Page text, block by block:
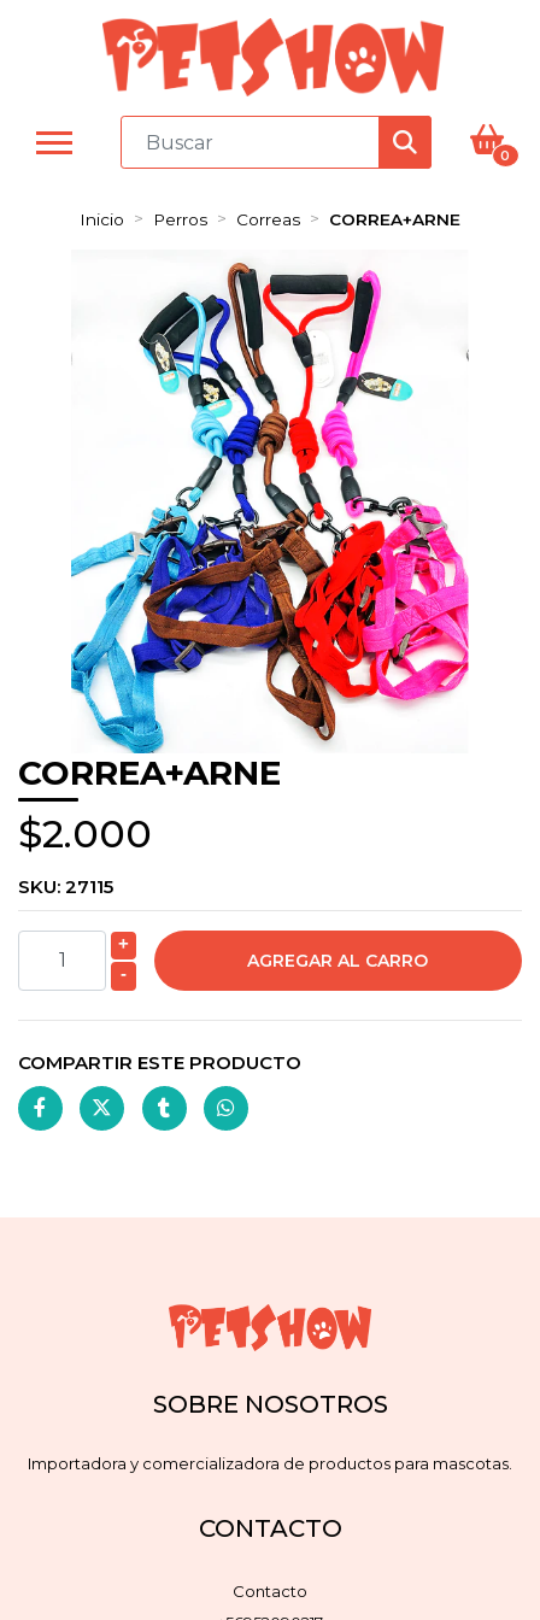
0
Inicio Perros Correas CORREA+ARNE
CORREA+ARNE
$2.000
SKU: 27115
+
-
COMPARTIR ESTE PRODUCTO
SOBRE NOSOTROS
Importadora y comercializadora de productos para mascotas.
CONTACTO
Contacto